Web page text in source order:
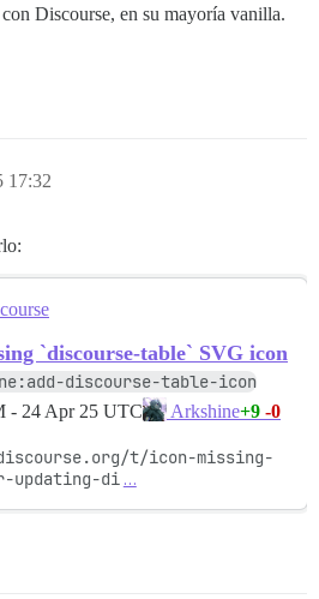
Discourse, en su mayoría vanilla.
17:32
`discourse-table` SVG icon
discourse-table-icon
- 24 Apr 25 UTC Arkshine+9 -0
t/icon-missing-
updating-di …